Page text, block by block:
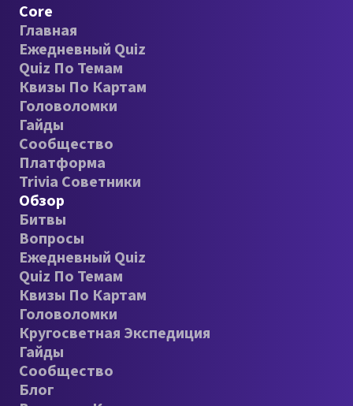
Core
Главная
Ежедневный Quiz
Quiz По Темам
Квизы По Картам
Головоломки
Гайды
Сообщество
Платформа
Trivia Советники
Обзор
Битвы
Вопросы
Ежедневный Quiz
Quiz По Темам
Квизы По Картам
Головоломки
Кругосветная Экспедиция
Гайды
Сообщество
Блог